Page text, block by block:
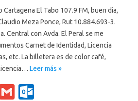
Cartagena El Tabo 107.9 FM, buen día,
Meza Ponce, Rut 10.884.693-3.
Central con Avda. El Peral se me
Carnet de Identidad, Licencia
etc. La billetera es de color café,
Leer más »
T
G